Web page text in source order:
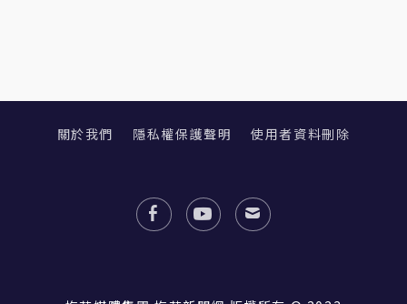
關於我們 隱私權保護聲明 使用者資料刪除